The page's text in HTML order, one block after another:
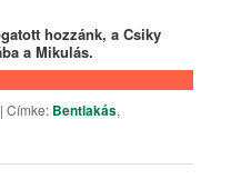
hozzánk, a Csiky
a Mikulás.
|Címke: Bentlakás,